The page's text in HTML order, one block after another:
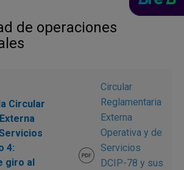
de operaciones
Circular
4:
giro al
Circular
Reglamentaria
Externa
Operativa y de
Servicios
DCIP-78 y sus